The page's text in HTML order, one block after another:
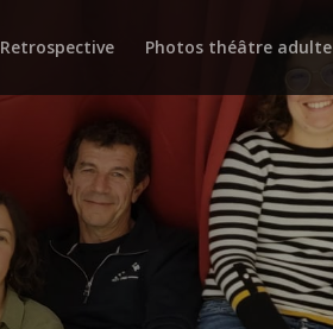
Retrospective Photos théâtre adulte